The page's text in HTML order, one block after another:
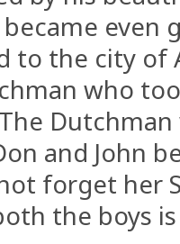
even
to the city
who
Dutchman
and John
forget her
the boys is